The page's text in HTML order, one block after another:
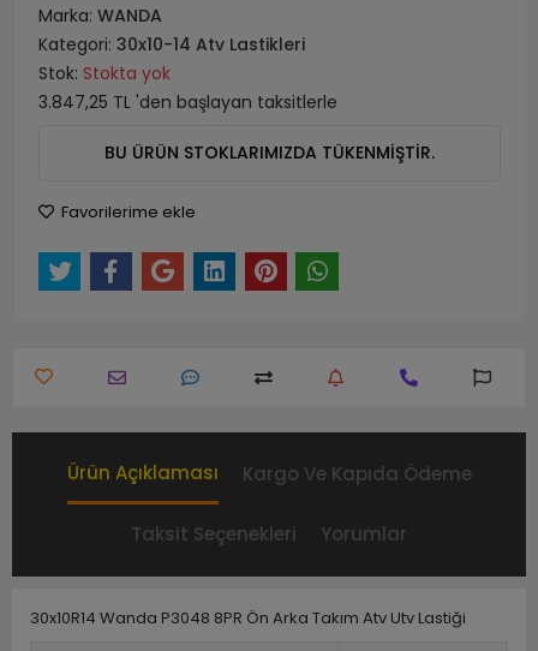
Marka: WANDA
Kategori: 30x10-14 Atv Lastikleri
Stok: Stokta yok
3.847,25 TL 'den başlayan taksitlerle
BU ÜRÜN STOKLARIMIZDA TÜKENMİŞTİR.
Favorilerime ekle
Ürün Açıklaması Kargo Ve Kapıda Ödeme
Taksit Seçenekleri Yorumlar
30x10R14 Wanda P3048 8PR Ön Arka Takım Atv Utv Lastiği